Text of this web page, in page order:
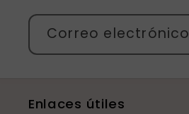
Correo electrónico
Enlaces útiles